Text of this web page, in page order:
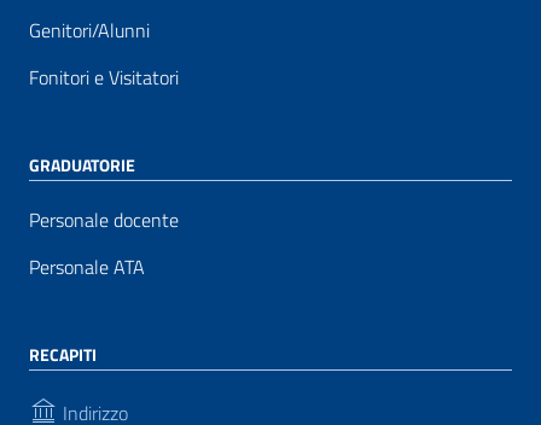
Genitori/Alunni
Fonitori e Visitatori
GRADUATORIE
Personale docente
Personale ATA
RECAPITI
Indirizzo